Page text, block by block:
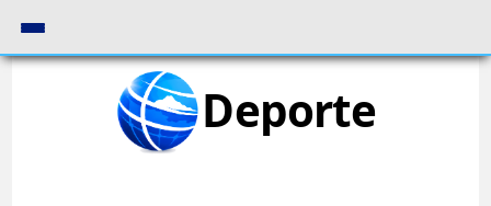
Deporte